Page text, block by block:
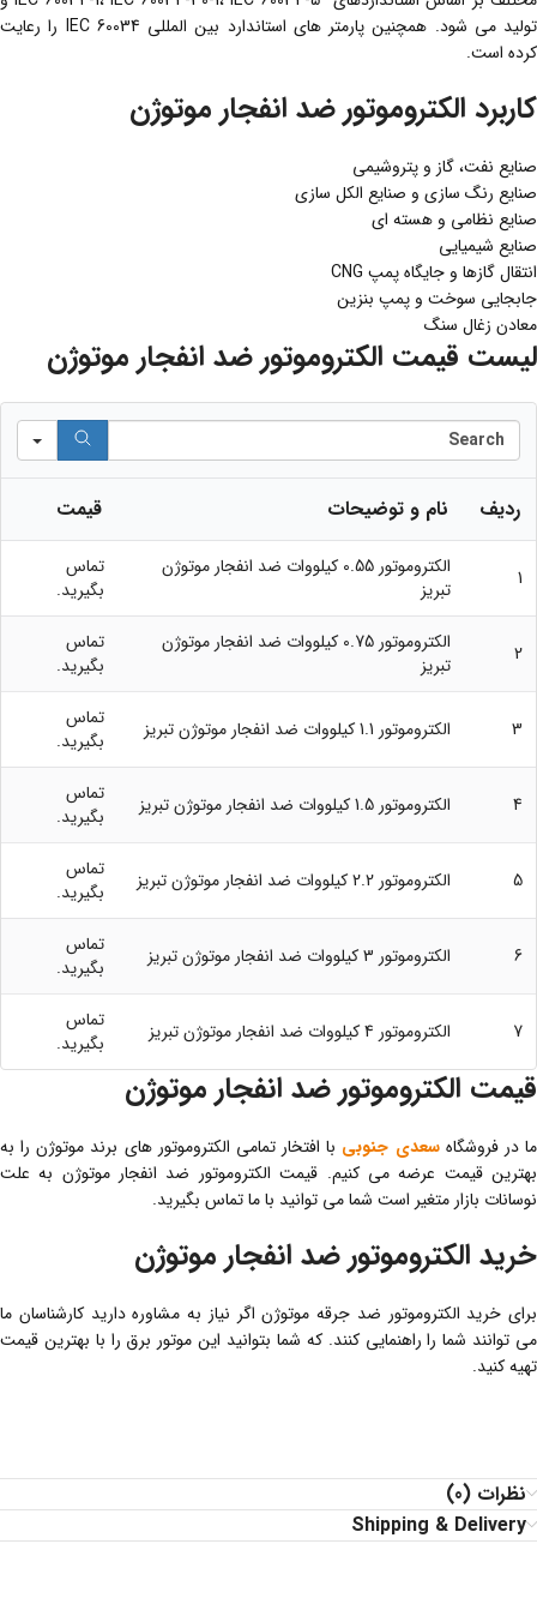
تولید می شود. همچنین پارمتر های استاندارد بین المللی IEC 60034 را رعایت
کرده است.
کاربرد الکتروموتور ضد انفجار موتوژن
صنایع نفت، گاز و پتروشیمی
صنایع رنگ سازی و صنایع الکل سازی
صنایع نظامی و هسته ای
صنایع شیمیایی
انتقال گازها و جایگاه پمپ CNG
جابجایی سوخت و پمپ بنزین
معادن زغال سنگ
لیست قیمت الکتروموتور ضد انفجار موتوژن
Search
ردیف نام و توضیحات قیمت
1
الکتروموتور 0.55 کیلووات ضد انفجار موتوژن
تبریز
تماس
بگیرید.
2
الکتروموتور 0.75 کیلووات ضد انفجار موتوژن
تبریز
تماس
بگیرید.
3 الکتروموتور 1.1 کیلووات ضد انفجار موتوژن تبریز
تماس
بگیرید.
4 الکتروموتور 1.5 کیلووات ضد انفجار موتوژن تبریز
تماس
بگیرید.
5 الکتروموتور 2.2 کیلووات ضد انفجار موتوژن تبریز
تماس
بگیرید.
6 الکتروموتور 3 کیلووات ضد انفجار موتوژن تبریز
تماس
بگیرید.
7 الکتروموتور 4 کیلووات ضد انفجار موتوژن تبریز
تماس
بگیرید.
قیمت الکتروموتور ضد انفجار موتوژن
ما در فروشگاهسعدی جنوبی با افتخار تمامی الکتروموتور های برند موتوژن را به
بهترین قیمت عرضه می کنیم. قیمت الکتروموتور ضد انفجار موتوژن به علت
نوسانات بازار متغیر است شما می توانید با ما تماس بگیرید.
خرید الکتروموتور ضد انفجار موتوژن
برای خرید الکتروموتور ضد جرقه موتوژن اگر نیاز به مشاوره دارید کارشناسان ما
می توانند شما را راهنمایی کنند. که شما بتوانید این موتور برق را با بهترین قیمت
تهیه کنید.
نظرات (0)
Shipping & Delivery